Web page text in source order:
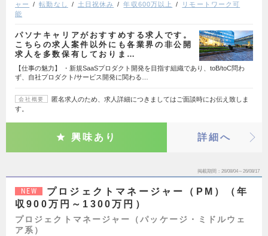
ャー
転勤なし 土日祝休み 年収600万以上
リモートワーク可
能
パソナキャリアがおすすめする求人です。
こちらの求人案件以外にも各業界の非公開
求人を多数保有しておりま…
【仕事の魅力】 ・新規SaaSプロダクト開発を目指す組織であり、toB/toC問わ
ず、自社プロダクト/サービス開発に関わる…
会社概要
匿名求人のため、求人詳細につきましてはご面談時にお伝え致しま
す。
興味あり 詳細へ
掲載期間 26/08/04～26/08/17
NEW
プロジェクトマネージャー（PM）（年
収900万円～1300万円）
プロジェクトマネージャー（パッケージ・ミドルウェ
ア系）